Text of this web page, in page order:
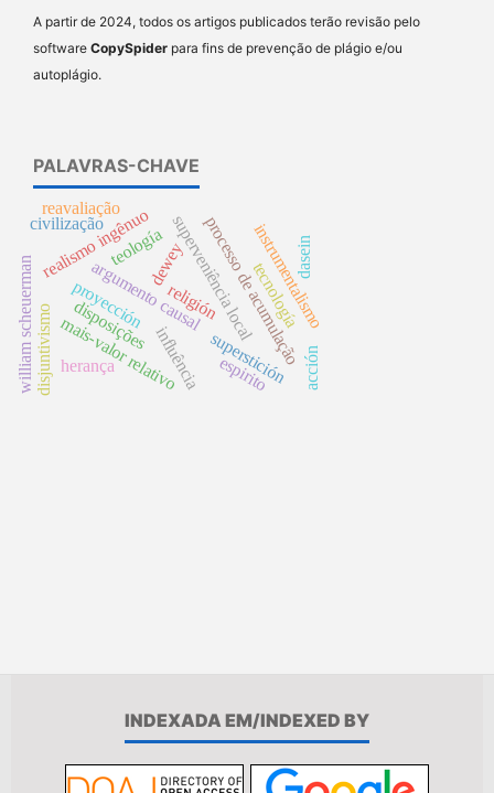
A partir de 2024, todos os artigos publicados terão revisão pelo
software CopySpider para fins de prevenção de plágio e/ou
autoplágio.
PALAVRAS-CHAVE
argumento causal
superstición
proyección processo de acumulação
mais-valor relativo
superveniência local
disjuntivismo
religión
realismo ingênuo
tecnología
instrumentalismo
dewey
teología
espirito
influência
william scheuerman dasein
herança
reavaliação
disposições
acción
civilização
INDEXADA EM/INDEXED BY